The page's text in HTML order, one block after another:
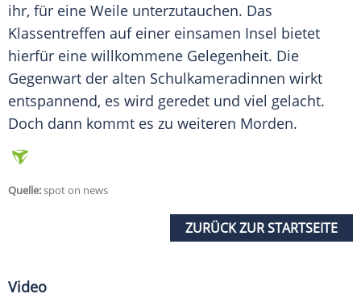
ihr, für eine Weile unterzutauchen. Das
Klassentreffen auf einer einsamen Insel bietet
hierfür eine willkommene Gelegenheit. Die
Gegenwart der alten Schulkameradinnen wirkt
entspannend, es wird geredet und viel gelacht.
Doch dann kommt es zu weiteren Morden.
Quelle:spot on news
ZURÜCK ZUR STARTSEITE
Video